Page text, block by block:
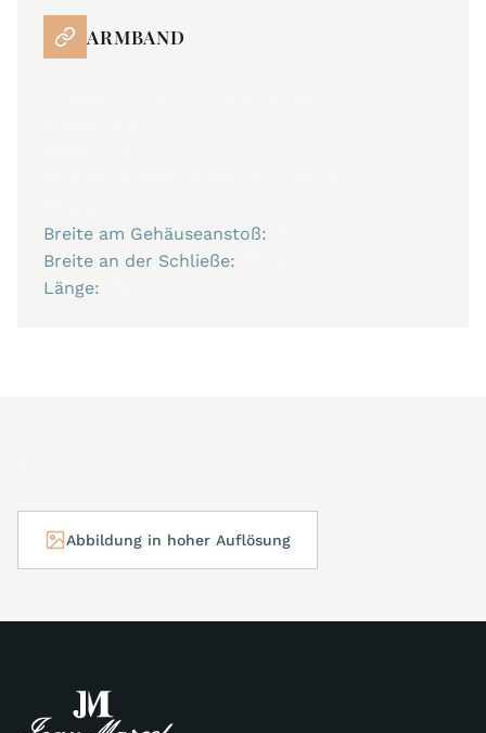
ARMBAND
Breite am Gehäuseanstoß:
Breite an der Schließe:
Länge:
Abbildung in hoher Auflösung